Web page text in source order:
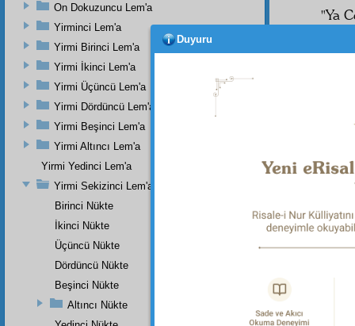
"Ya
On Dokuzuncu Lem'a
Yirminci Lem'a
Yirmi Birinci Lem'a
Yirmi İkinci Lem'a
Yirmi Üçüncü Lem'a
Yirmi Dördüncü Lem'a
Yirmi Beşinci Lem'a
Yirmi Altıncı Lem'a
Yirmi Yedinci Lem'a
Yirmi Sekizinci Lem'a
Birinci Nükte
İkinci Nükte
Üçüncü Nükte
Dördüncü Nükte
Beşinci Nükte
Altıncı Nükte
Duyuru